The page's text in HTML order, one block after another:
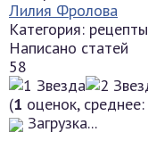
Лилия Фролова
Категория: рецепты
Написано статей
58
(1 оценок, среднее:
Загрузка...